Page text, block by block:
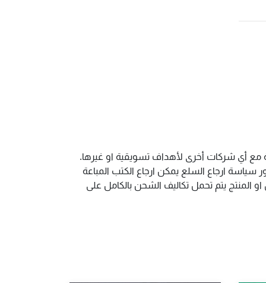
مع أي شركات أخرى لأهداف تسويقية او غيرها.
ارجاع السلع يمكن ارجاع الكتب المباعة
يتم تحمل تكاليف الشحن بالكامل على